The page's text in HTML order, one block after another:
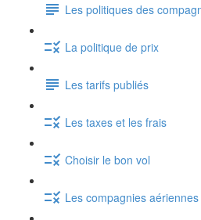
Les politiques des
La politique de prix
Les tarifs publiés
Les taxes et les frais
Choisir le bon vol
Les compagnies